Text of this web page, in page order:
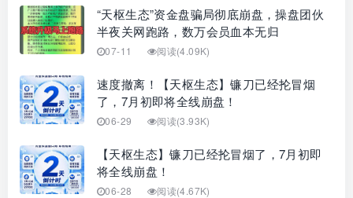
“天枢生态”资金盘骗局彻底崩盘，操盘团伙
半夜关网跑路，数万会员血本无归
07-11 阅读(4.09K)
速度撤离！【天枢生态】镰刀已经抡冒烟
了，7月初即将全线崩盘！
06-29 阅读(3.93K)
【天枢生态】镰刀已经抡冒烟了，7月初即
将全线崩盘！
06-28 阅读(4.67K)